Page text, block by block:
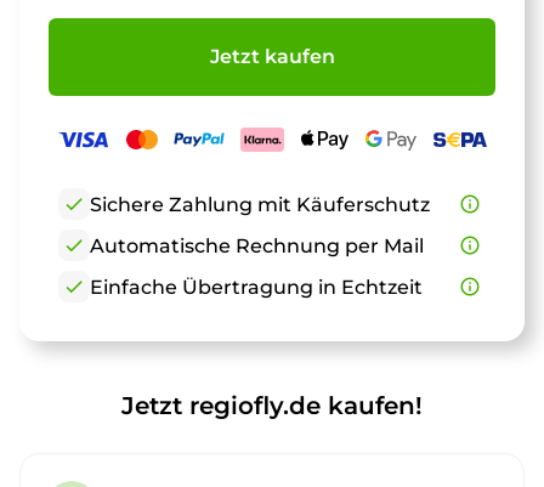
Jetzt kaufen
check Sichere Zahlung mit Käuferschutz
info_outline
check Automatische Rechnung per Mail
info_outline
check Einfache Übertragung in Echtzeit info_outline
Jetzt regiofly.de kaufen!